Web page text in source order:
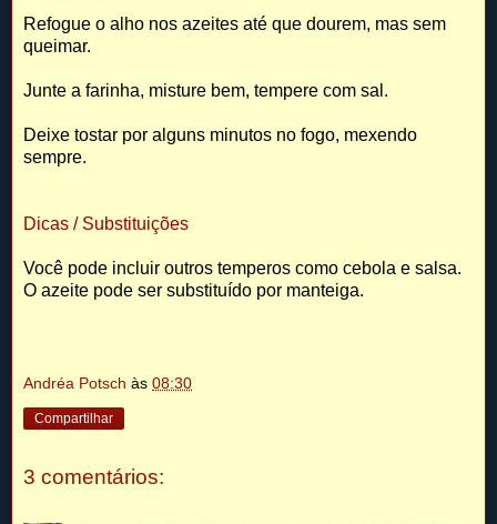
Refogue o alho nos azeites até que dourem, mas sem
queimar.
Junte a farinha, misture bem, tempere com sal.
Deixe tostar por alguns minutos no fogo, mexendo
sempre.
Dicas / Substituições
Você pode incluir outros temperos como cebola e salsa.
O azeite pode ser substituído por manteiga.
Andréa Potsch às 08:30
Compartilhar
3 comentários: